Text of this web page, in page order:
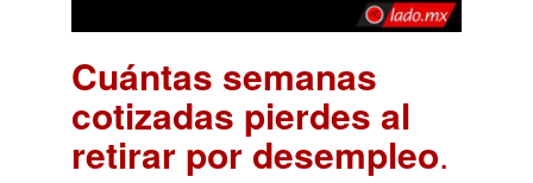
Cuántas semanas
cotizadas pierdes al
retirar por desempleo.